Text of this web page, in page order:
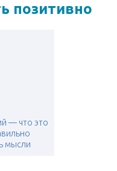
позитивно
— что это
мысли